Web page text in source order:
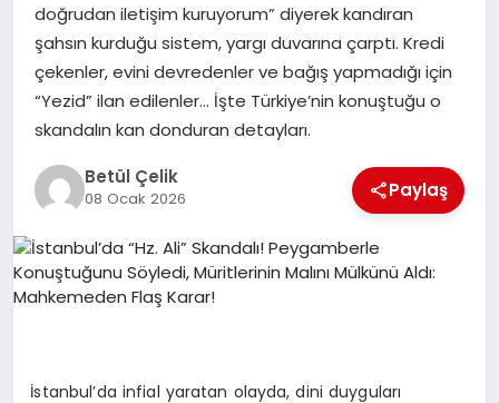
SIYASET
DIĞER
doğrudan iletişim kuruyorum” diyerek kandıran
şahsın kurduğu sistem, yargı duvarına çarptı. Kredi
çekenler, evini devredenler ve bağış yapmadığı için
“Yezid” ilan edilenler… İşte Türkiye’nin konuştuğu o
skandalın kan donduran detayları.
Betül Çelik
08 Ocak 2026 Paylaş
İstanbul’da infial yaratan olayda, dini duyguları